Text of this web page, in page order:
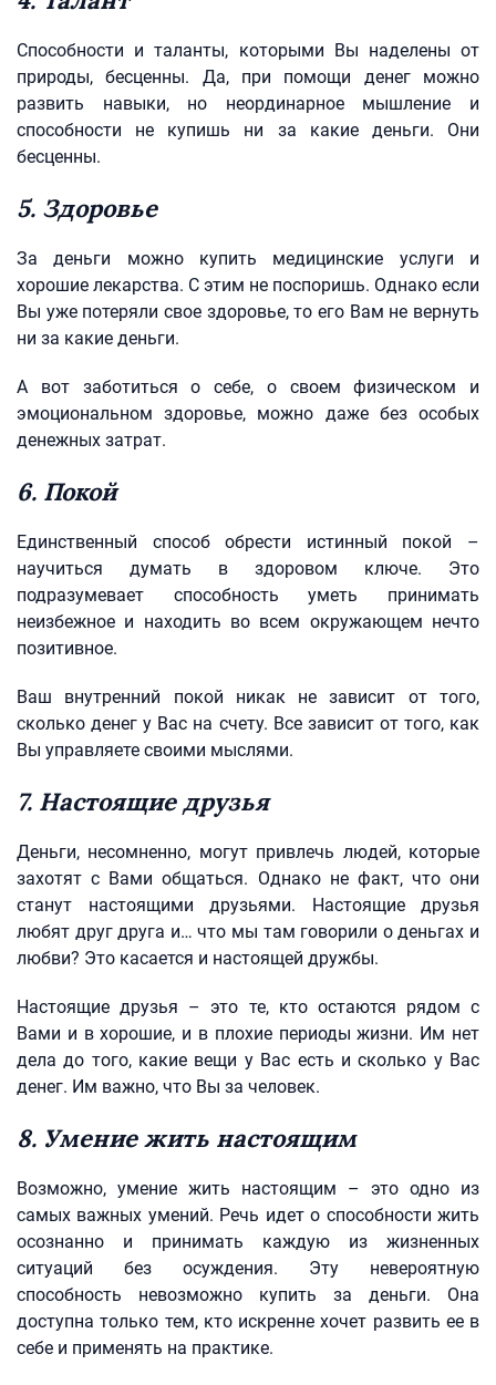
Способности и таланты, которыми Вы наделены от
природы, бесценны. Да, при помощи денег можно
развить навыки, но неординарное мышление и
способности не купишь ни за какие деньги. Они
бесценны.
5. Здоровье
За деньги можно купить медицинские услуги и
хорошие лекарства. С этим не поспоришь. Однако если
Вы уже потеряли свое здоровье, то его Вам не вернуть
ни за какие деньги.
А вот заботиться о себе, о своем физическом и
эмоциональном здоровье, можно даже без особых
денежных затрат.
6. Покой
Единственный способ обрести истинный покой –
научиться думать в здоровом ключе. Это
подразумевает способность уметь принимать
неизбежное и находить во всем окружающем нечто
позитивное.
Ваш внутренний покой никак не зависит от того,
сколько денег у Вас на счету. Все зависит от того, как
Вы управляете своими мыслями.
7. Настоящие друзья
Деньги, несомненно, могут привлечь людей, которые
захотят с Вами общаться. Однако не факт, что они
станут настоящими друзьями. Настоящие друзья
любят друг друга и… что мы там говорили о деньгах и
любви? Это касается и настоящей дружбы.
Настоящие друзья – это те, кто остаются рядом с
Вами и в хорошие, и в плохие периоды жизни. Им нет
дела до того, какие вещи у Вас есть и сколько у Вас
денег. Им важно, что Вы за человек.
8. Умение жить настоящим
Возможно, умение жить настоящим – это одно из
самых важных умений. Речь идет о способности жить
осознанно и принимать каждую из жизненных
ситуаций без осуждения. Эту невероятную
способность невозможно купить за деньги. Она
доступна только тем, кто искренне хочет развить ее в
себе и применять на практике.